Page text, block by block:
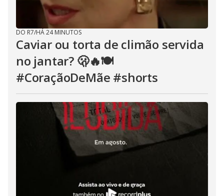
DO R7/HÁ 24 MINUTOS
Caviar ou torta de climão servida
no jantar? 🫢🔥🍽️
#CoraçãoDeMãe #shorts